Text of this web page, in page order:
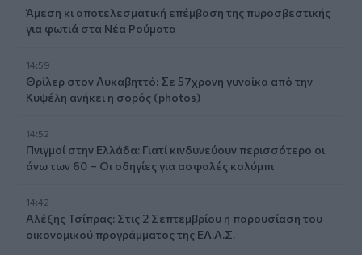
Άμεση κι αποτελεσματική επέμβαση της πυροσβεστικής
για φωτιά στα Νέα Ρούματα
14:59
Θρίλερ στον Λυκαβηττό: Σε 57χρονη γυναίκα από την
Κυψέλη ανήκει η σορός (photos)
14:52
Πνιγμοί στην Ελλάδα: Γιατί κινδυνεύουν περισσότερο οι
άνω των 60 – Οι οδηγίες για ασφαλές κολύμπι
14:42
Αλέξης Τσίπρας: Στις 2 Σεπτεμβρίου η παρουσίαση του
οικονομικού προγράμματος της ΕΛ.Α.Σ.